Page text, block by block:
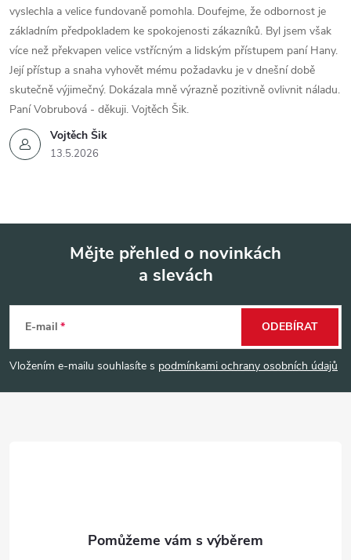
Vojtěch Šik
13.5.2026
vyslechla a velice fundovaně pomohla. Doufejme, že odbornost je
základním předpokladem ke spokojenosti zákazníků. Byl jsem však
více než překvapen velice vstřícným a lidským přístupem paní Hany.
Její přístup a snaha vyhovět mému požadavku je v dnešní době
skutečně výjimečný. Dokázala mně výrazně pozitivně ovlivnit náladu.
Paní Vobrubová - děkuji. Vojtěch Šik.
p
a
Mějte přehled o novinkách
a slevách
E-mail
Vložením e-mailu souhlasíte s podmínkami ochrany osobních údajů
ODEBÍRAT